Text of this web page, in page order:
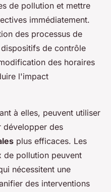
de pollution et mettre
immédiatement.
des processus de
de contrôle
des horaires
l'impact
à elles, peuvent utiliser
développer des
plus efficaces. Les
de pollution peuvent
nécessitent une
des interventions